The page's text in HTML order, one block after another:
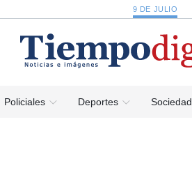
9 DE JULIO
Policiales Deportes Sociedad